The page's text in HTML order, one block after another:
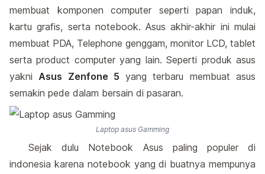
membuat komponen computer seperti papan induk,
kartu grafis, serta notebook. Asus akhir-akhir ini mulai
membuat PDA, Telephone genggam, monitor LCD, tablet
serta product computer yang lain. Seperti produk asus
yakniAsus Zenfone 5 yang terbaru membuat asus
semakin pede dalam bersain di pasaran.
Laptop asus Gamming
Sejak dulu Notebook Asus paling populer di
indonesia karena notebook yang di buatnya mempunya